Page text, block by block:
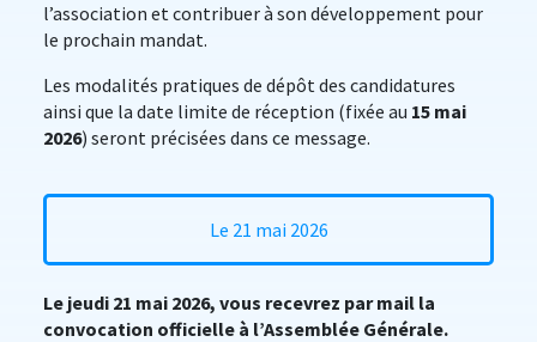
l’association et contribuer à son développement pour
le prochain mandat.
Les modalités pratiques de dépôt des candidatures
ainsi que la date limite de réception (fixée au 15 mai
2026) seront précisées dans ce message.
Le 21 mai 2026
Le jeudi 21 mai 2026, vous recevrez par mail la
convocation officielle à l’Assemblée Générale.